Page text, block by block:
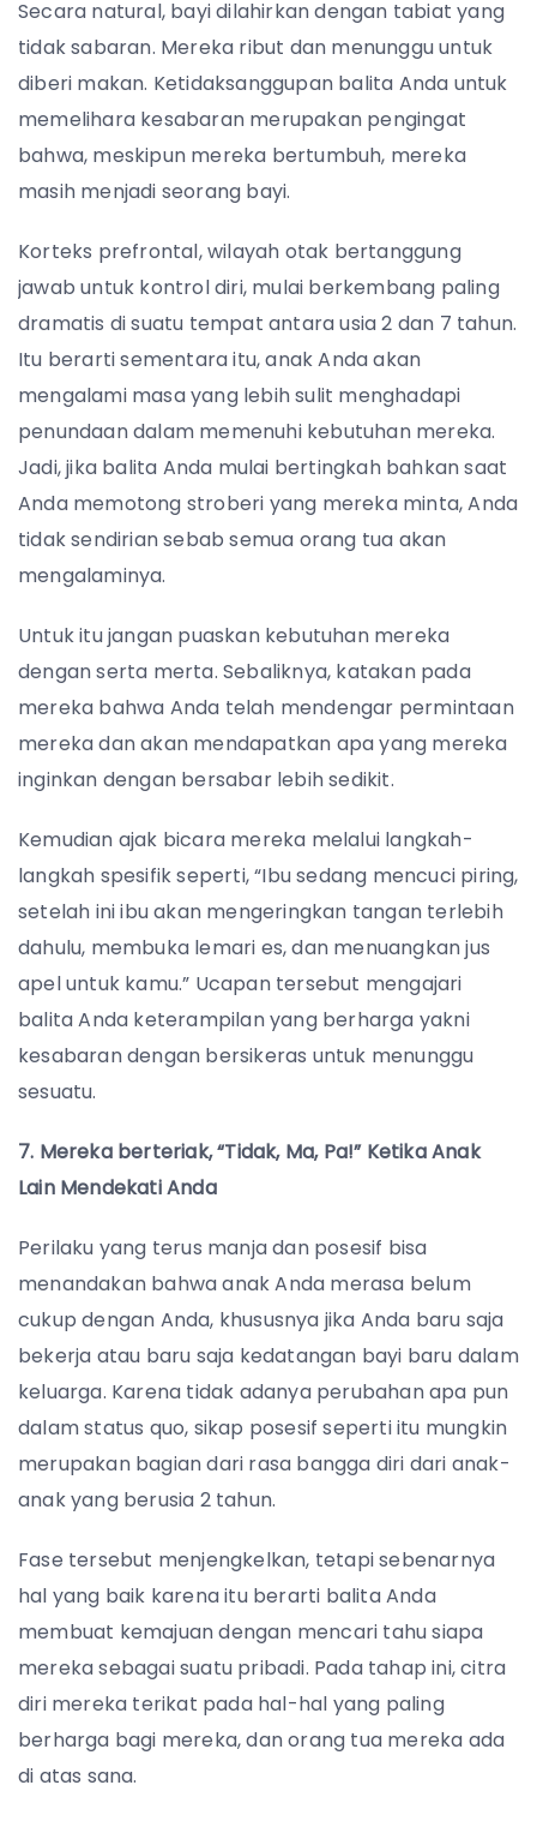
Secara natural, bayi dilahirkan dengan tabiat yang
tidak sabaran. Mereka ribut dan menunggu untuk
diberi makan. Ketidaksanggupan balita Anda untuk
memelihara kesabaran merupakan pengingat
bahwa, meskipun mereka bertumbuh, mereka
masih menjadi seorang bayi.
Korteks prefrontal, wilayah otak bertanggung
jawab untuk kontrol diri, mulai berkembang paling
dramatis di suatu tempat antara usia 2 dan 7 tahun.
Itu berarti sementara itu, anak Anda akan
mengalami masa yang lebih sulit menghadapi
penundaan dalam memenuhi kebutuhan mereka.
Jadi, jika balita Anda mulai bertingkah bahkan saat
Anda memotong stroberi yang mereka minta, Anda
tidak sendirian sebab semua orang tua akan
mengalaminya.
Untuk itu jangan puaskan kebutuhan mereka
dengan serta merta. Sebaliknya, katakan pada
mereka bahwa Anda telah mendengar permintaan
mereka dan akan mendapatkan apa yang mereka
inginkan dengan bersabar lebih sedikit.
Kemudian ajak bicara mereka melalui langkah-
langkah spesifik seperti, “Ibu sedang mencuci piring,
setelah ini ibu akan mengeringkan tangan terlebih
dahulu, membuka lemari es, dan menuangkan jus
apel untuk kamu.” Ucapan tersebut mengajari
balita Anda keterampilan yang berharga yakni
kesabaran dengan bersikeras untuk menunggu
sesuatu.
7. Mereka berteriak, “Tidak, Ma, Pa!” Ketika Anak
Lain Mendekati Anda
Perilaku yang terus manja dan posesif bisa
menandakan bahwa anak Anda merasa belum
cukup dengan Anda, khususnya jika Anda baru saja
bekerja atau baru saja kedatangan bayi baru dalam
keluarga. Karena tidak adanya perubahan apa pun
dalam status quo, sikap posesif seperti itu mungkin
merupakan bagian dari rasa bangga diri dari anak-
anak yang berusia 2 tahun.
Fase tersebut menjengkelkan, tetapi sebenarnya
hal yang baik karena itu berarti balita Anda
membuat kemajuan dengan mencari tahu siapa
mereka sebagai suatu pribadi. Pada tahap ini, citra
diri mereka terikat pada hal-hal yang paling
berharga bagi mereka, dan orang tua mereka ada
di atas sana.